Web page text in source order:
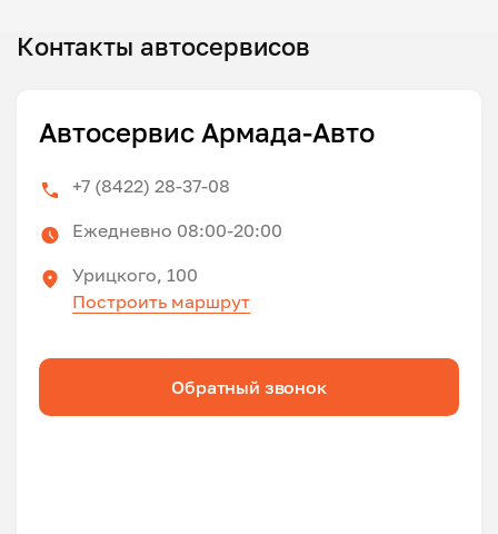
Контакты автосервисов
Автосервис Армада-Авто
+7 (8422) 28-37-08
Ежедневно 08:00-20:00
Урицкого, 100
Построить маршрут
Обратный звонок